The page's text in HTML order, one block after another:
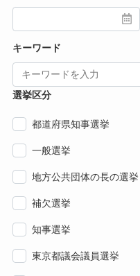
キーワード
選挙区分
都道府県知事選挙
一般選挙
地方公共団体の長の選挙
補欠選挙
知事選挙
東京都議会議員選挙